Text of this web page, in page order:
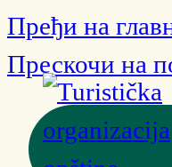
Пређи на
Прескочи на